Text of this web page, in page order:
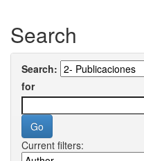
Search
Search:
for
Current filters: